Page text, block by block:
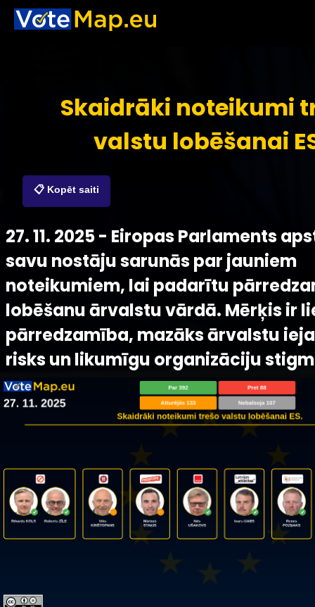
Skaidrāki noteikumi
valstu lobēšanai
📋 Kopēt saiti
27. 11. 2025 - Eiropas Parlaments
savu nostāju sarunās par jauniem
noteikumiem, lai padarītu
lobēšanu ārvalstu vārdā. Mērķis ir
pārredzamība, mazāks ārvalstu
risks un likumīgu organizāciju